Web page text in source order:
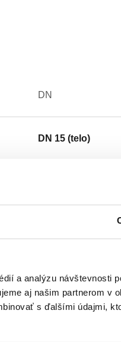
a analýzu návštevnosti
aj našim partnerom v
s ďalšími údajmi,
DN
DN 15 (telo)
Dvojcestný
10226-1) F, spojka.
prostredia: 0–100 °C.
ANALÝZY